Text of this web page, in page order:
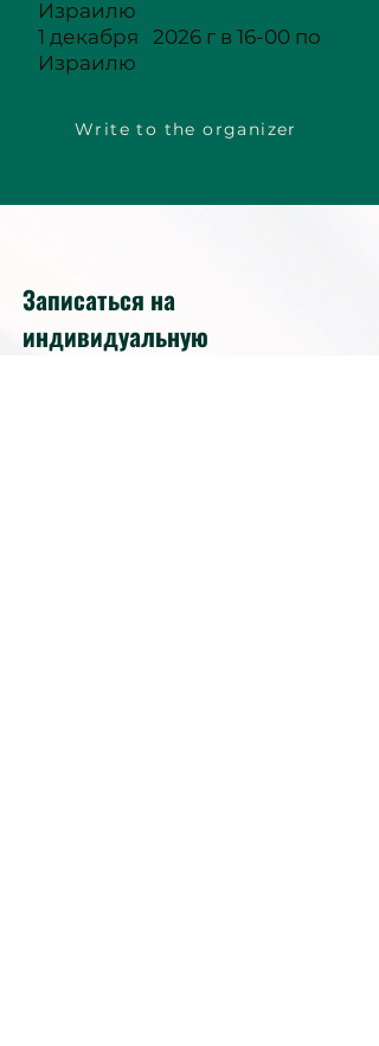
Израилю
1 декабря 2026 г в 16-00 по
Израилю
Write to the organizer
Записаться на
индивидуальную